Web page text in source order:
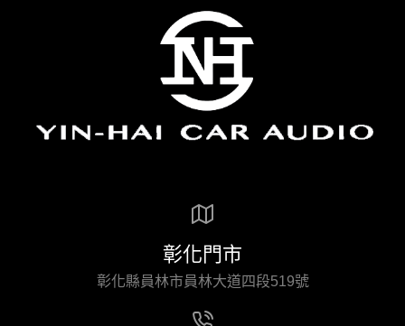
彰化門市
彰化縣員林市員林大道四段519號